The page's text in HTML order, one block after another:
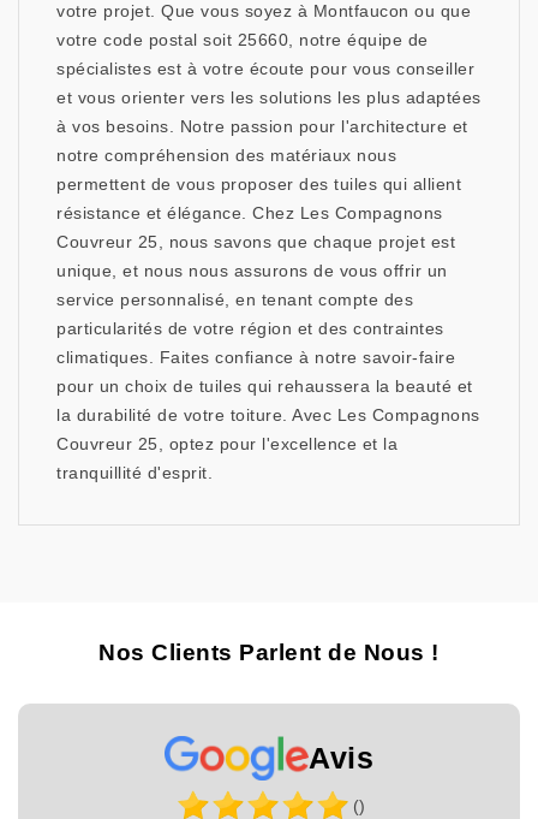
votre projet. Que vous soyez à Montfaucon ou que
votre code postal soit 25660, notre équipe de
spécialistes est à votre écoute pour vous conseiller
et vous orienter vers les solutions les plus adaptées
à vos besoins. Notre passion pour l'architecture et
notre compréhension des matériaux nous
permettent de vous proposer des tuiles qui allient
résistance et élégance. Chez Les Compagnons
Couvreur 25, nous savons que chaque projet est
unique, et nous nous assurons de vous offrir un
service personnalisé, en tenant compte des
particularités de votre région et des contraintes
climatiques. Faites confiance à notre savoir-faire
pour un choix de tuiles qui rehaussera la beauté et
la durabilité de votre toiture. Avec Les Compagnons
Couvreur 25, optez pour l'excellence et la
tranquillité d'esprit.
Nos Clients Parlent de Nous !
Avis
()